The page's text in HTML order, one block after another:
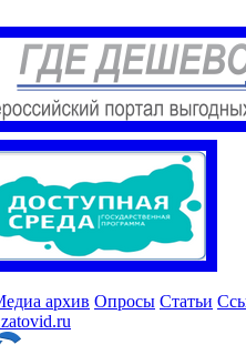
архив Опросы Статьи